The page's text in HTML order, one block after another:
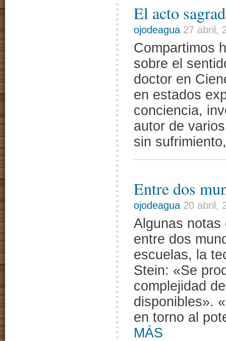
El acto
ojodeagua 27 abril,
Compartimos
sobre el
doctor en
en estados
conciencia,
autor de
sin
Entre dos
ojodeagua 20 abril,
Algunas notas
entre dos
escuelas, la
Stein: «Se
complejidad
disponibles».
en torno al
MÁS